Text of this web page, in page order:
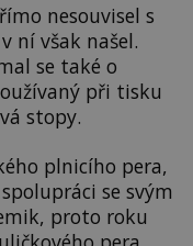
nesouvisel s
ní však našel.
se také o
při tisku
stopy.
plnicího pera,
se svým
proto roku